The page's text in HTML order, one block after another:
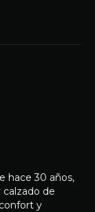
hace 30 años,
calzado de
y